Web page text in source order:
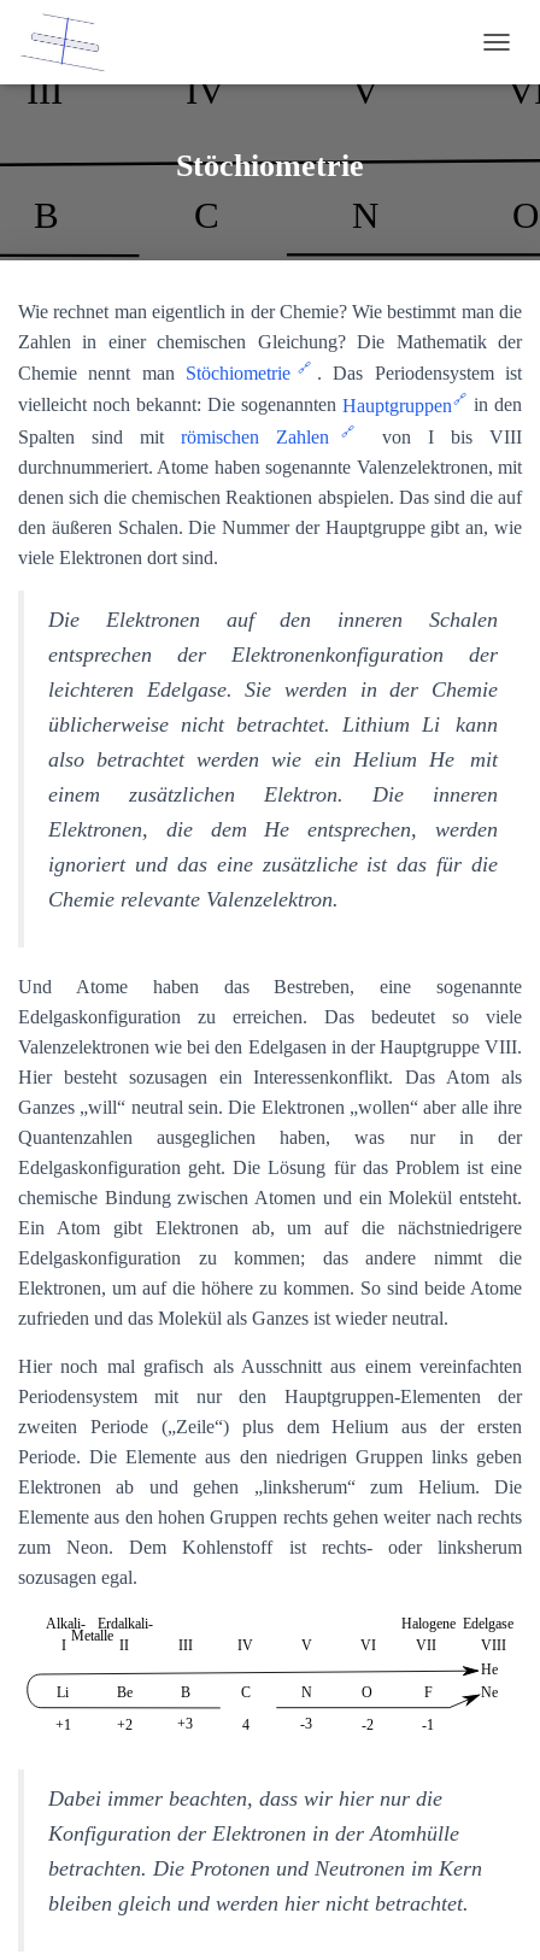
Stöchiometrie
Wie rechnet man eigentlich in der Chemie? Wie bestimmt man die
Zahlen in einer chemischen Gleichung? Die Mathematik der
Chemie nennt man Stöchiometrie
. Das Periodensystem ist
vielleicht noch bekannt: Die sogenannten Hauptgruppen
in den
Spalten sind mit römischen Zahlen
von I bis VIII
durchnummeriert. Atome haben sogenannte Valenzelektronen, mit
denen sich die chemischen Reaktionen abspielen. Das sind die auf
den äußeren Schalen. Die Nummer der Hauptgruppe gibt an, wie
viele Elektronen dort sind.
Die Elektronen auf den inneren Schalen
entsprechen der Elektronenkonfiguration der
leichteren Edelgase. Sie werden in der Chemie
üblicherweise nicht betrachtet. Lithium Li
kann
also betrachtet werden wie ein Helium He
mit
einem zusätzlichen Elektron. Die inneren
Elektronen, die dem He entsprechen, werden
ignoriert und das eine zusätzliche ist das für die
Chemie relevante Valenzelektron.
Und Atome haben das Bestreben, eine sogenannte
Edelgaskonfiguration zu erreichen. Das bedeutet so viele
Valenzelektronen wie bei den Edelgasen in der Hauptgruppe VIII.
Hier besteht sozusagen ein Interessenkonflikt. Das Atom als
Ganzes „will“ neutral sein. Die Elektronen „wollen“ aber alle ihre
Quantenzahlen ausgeglichen haben, was nur in der
Edelgaskonfiguration geht. Die Lösung für das Problem ist eine
chemische Bindung zwischen Atomen und ein Molekül entsteht.
Ein Atom gibt Elektronen ab, um auf die nächstniedrigere
Edelgaskonfiguration zu kommen; das andere nimmt die
Elektronen, um auf die höhere zu kommen. So sind beide Atome
zufrieden und das Molekül als Ganzes ist wieder neutral.
Hier noch mal grafisch als Ausschnitt aus einem vereinfachten
Periodensystem mit nur den Hauptgruppen-Elementen der
zweiten Periode („Zeile“) plus dem Helium aus der ersten
Periode. Die Elemente aus den niedrigen Gruppen links geben
Elektronen ab und gehen „linksherum“ zum Helium. Die
Elemente aus den hohen Gruppen rechts gehen weiter nach rechts
zum Neon. Dem Kohlenstoff ist rechts- oder linksherum
sozusagen egal.
Dabei immer beachten, dass wir hier nur die
Konfiguration der Elektronen in der Atomhülle
betrachten. Die Protonen und Neutronen im Kern
bleiben gleich und werden hier nicht betrachtet.